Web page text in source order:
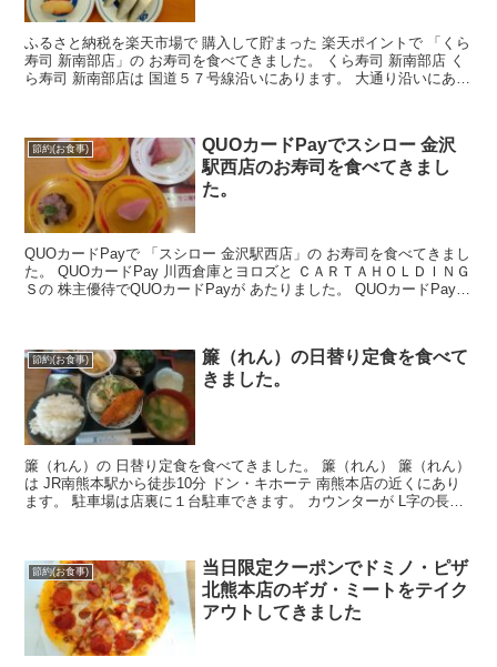
ふるさと納税を楽天市場で 購入して貯まった 楽天ポイントで 「くら
寿司 新南部店」の お寿司を食べてきました。 くら寿司 新南部店 く
ら寿司 新南部店は 国道５７号線沿いにあります。 大通り沿いにあり
節約(お食事)
QUOカードPayでスシロー 金沢
駅西店のお寿司を食べてきまし
た。
QUOカードPayで 「スシロー 金沢駅西店」の お寿司を食べてきまし
た。 QUOカードPay 川西倉庫とヨロズと ＣＡＲＴＡＨＯＬＤＩＮＧ
Ｓの 株主優待でQUOカードPayが あたりました。 QUOカードPayは
節約(お食事)
簾（れん）の日替り定食を食べて
きました。
簾（れん）の 日替り定食を食べてきました。 簾（れん） 簾（れん）
は JR南熊本駅から徒歩10分 ドン・キホーテ 南熊本店の近くにあり
ます。 駐車場は店裏に１台駐車できます。 カウンターが L字の長椅
節約(お食事)
当日限定クーポンでドミノ・ピザ
北熊本店のギガ・ミートをテイク
アウトしてきました